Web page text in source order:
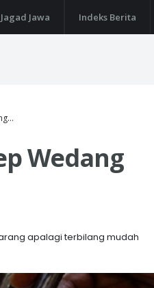
Jagad Jawa Indeks Berita
Wedang
apalagi terbilang mudah